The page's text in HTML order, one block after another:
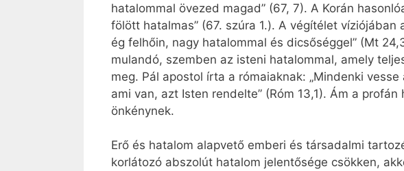
hatalommal övezed magad” (67, 7). A Korán
fölött hatalmas” (67. szúra 1.). A végítélet
ég felhőin, nagy hatalommal és dicsőséggel” (Mt
mulandó, szemben az isteni hatalommal, amely
meg. Pál apostol írta a rómaiaknak: „Mindenki
ami van, azt Isten rendelte” (Róm 13,1). Ám a
önkénynek.
Erő és hatalom alapvető emberi és társadalmi
korlátozó abszolút hatalom jelentősége csökken,